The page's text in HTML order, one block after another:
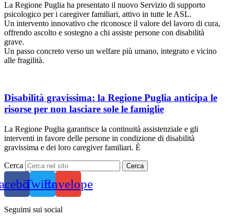
La Regione Puglia ha presentato il nuovo Servizio di supporto
psicologico per i caregiver familiari, attivo in tutte le ASL.
Un intervento innovativo che riconosce il valore del lavoro di cura,
offrendo ascolto e sostegno a chi assiste persone con disabilità
grave.
Un passo concreto verso un welfare più umano, integrato e vicino
alle fragilità.
Disabilità gravissima: la Regione Puglia anticipa le
risorse per non lasciare sole le famiglie
La Regione Puglia garantisce la continuità assistenziale e gli
interventi in favore delle persone in condizione di disabilità
gravissima e dei loro caregiver familiari. È
Cerca Cerca
TwitterEnvelope
Seguimi sui social